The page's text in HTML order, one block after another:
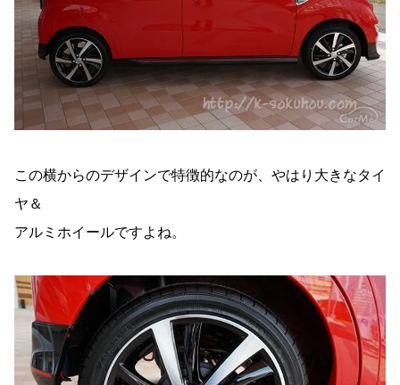
この横からのデザインで特徴的なのが、やはり大きなタイ
ヤ＆
アルミホイールですよね。